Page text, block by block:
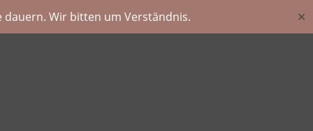
dauern. Wir bitten um Verständnis. ✕